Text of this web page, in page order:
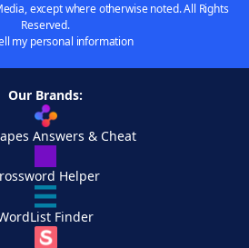
except where otherwise noted. All Rights
Reserved.
my personal information
Our Brands:
Answers & Cheat
Helper
Finder